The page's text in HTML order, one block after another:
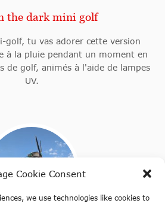
Cookie Consent
we use technologies like cookies to
the dark mini golf
golf, tu vas adorer cette version
à la pluie pendant un moment en
de golf, animés à l'aide de lampes
UV.